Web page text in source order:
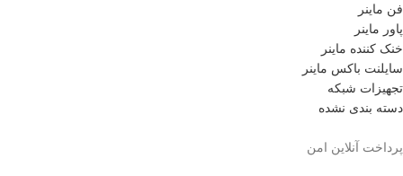
فن ماینر
پاور ماینر
خنک کننده ماینر
سایلنت باکس ماینر
تجهیزات شبکه
دسته بندی نشده
پرداخت آنلاین امن